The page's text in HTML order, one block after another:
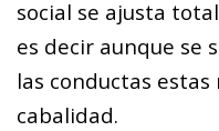
social se ajusta
es decir aunque se
las conductas estas
cabalidad.